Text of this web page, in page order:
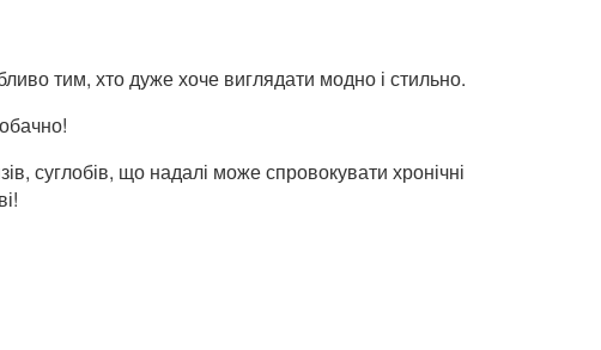
тим, хто дуже хоче виглядати модно і стильно.
суглобів, що надалі може спровокувати хронічні